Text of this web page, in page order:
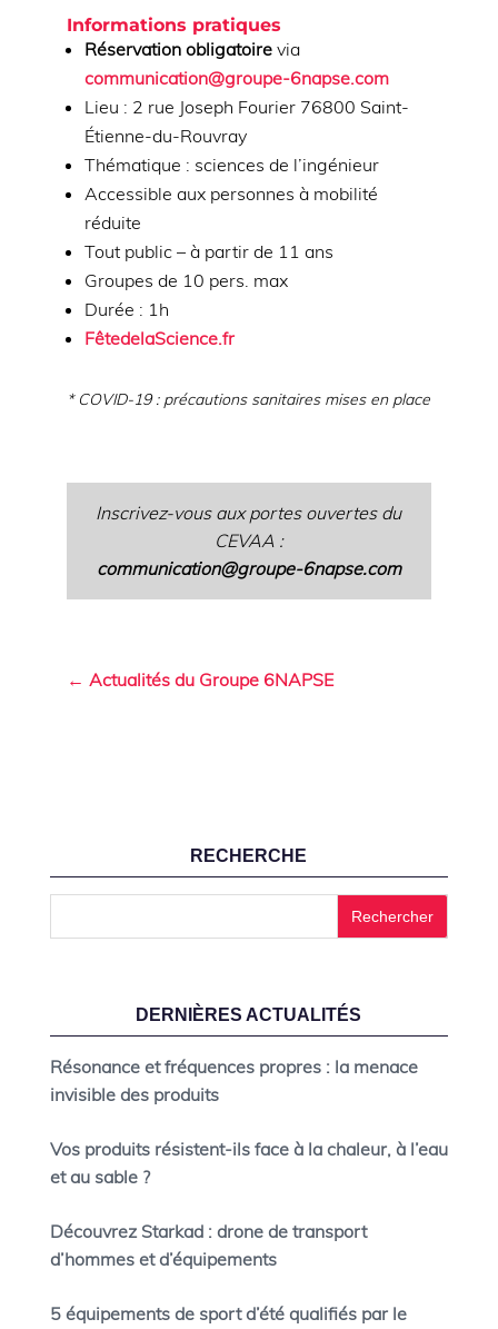
Informations pratiques
Réservation obligatoirevia
communication@groupe-6napse.com
Lieu : 2 rue Joseph Fourier 76800 Saint-
Étienne-du-Rouvray
Thématique : sciences de l’ingénieur
Accessible aux personnes à mobilité
réduite
Tout public – à partir de 11 ans
Groupes de 10 pers. max
Durée : 1h
FêtedelaScience.fr
* COVID-19 : précautions sanitaires mises en place
Inscrivez-vous aux portes ouvertes du
CEVAA :
communication@groupe-6napse.com
← Actualités du Groupe 6NAPSE
RECHERCHE
DERNIÈRES ACTUALITÉS
Résonance et fréquences propres : la menace
invisible des produits
Vos produits résistent-ils face à la chaleur, à l’eau
et au sable ?
Découvrez Starkad : drone de transport
d’hommes et d’équipements
5 équipements de sport d’été qualifiés par le